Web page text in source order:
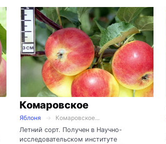
Комаровское
Яблоня
Комаровское...
Летний сорт. Получен в Научно-
исследовательском институте